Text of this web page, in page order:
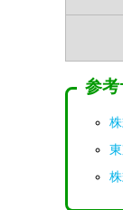
参考